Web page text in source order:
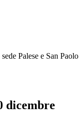
Palese e San Paolo
dicembre